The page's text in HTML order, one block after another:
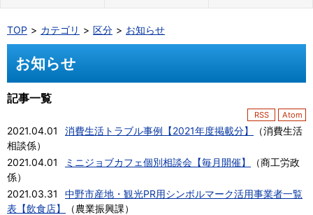
TOP カテゴリ 区分 お知らせ
お知らせ
記事一覧
RSS Atom
2021.04.01 消費生活トラブル事例【2021年度掲載分】 （消費生活
相談係）
2021.04.01
ミニジョブカフェ個別相談会【毎月開催】 （商工労政
係）
2021.03.31
中野市産地・観光PR用シンボルマーク活用事業者一覧
表【飲食店】
（農業振興課）